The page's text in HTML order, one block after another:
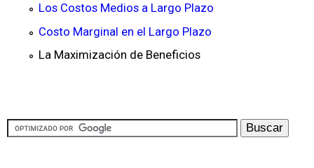
Los Costos Medios a Largo Plazo
Costo Marginal en el Largo Plazo
La Maximización de Beneficios